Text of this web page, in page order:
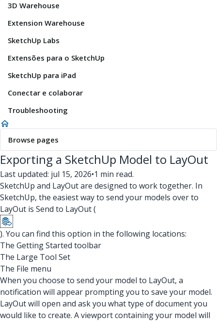
3D Warehouse
Extension Warehouse
SketchUp Labs
Extensões para o SketchUp
SketchUp para iPad
Conectar e colaborar
Troubleshooting
Browse pages
Exporting a SketchUp Model to LayOut
Last updated: jul 15, 2026•1 min read.
SketchUp and LayOut are designed to work together. In
SketchUp, the easiest way to send your models over to
LayOut is Send to LayOut (
). You can find this option in the following locations:
The Getting Started toolbar
The Large Tool Set
The File menu
When you choose to send your model to LayOut, a
notification will appear prompting you to save your model.
LayOut will open and ask you what type of document you
would like to create. A viewport containing your model will